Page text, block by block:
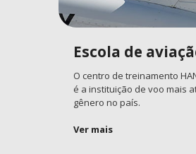
Escola de
O centro de treinamento
é a instituição de voo mais
gênero no país.
Ver mais